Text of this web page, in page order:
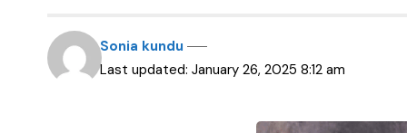
Last updated: January 26, 2025 8:12 am
Sonia kundu